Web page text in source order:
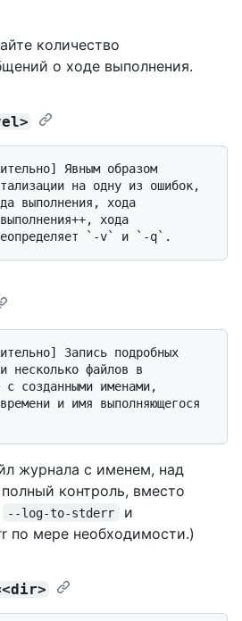
количество
о ходе выполнения.
на одну из ошибок,
выполнения, хода
хода
несколько файлов в
с созданными именами,
и имя выполняющегося
журнала с именем, над
контроль, вместо
--log-to-stderr
и
по мере необходимости.)